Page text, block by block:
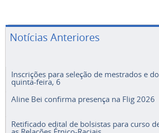
Notícias Anteriores
Inscrições para seleção de mestrados e
quinta-feira, 6
Aline Bei confirma presença na Flig 2026
Retificado edital de bolsistas para curso